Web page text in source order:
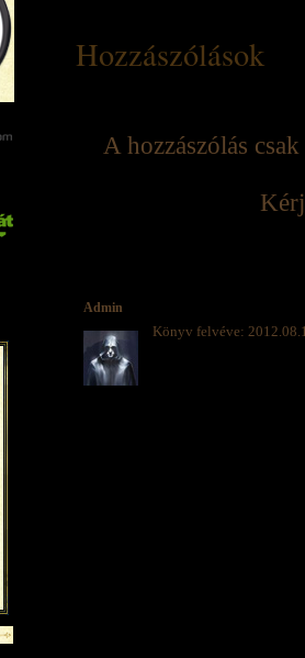
Hozzászólások
A hozzászólás
Admin
Könyv felvéve: